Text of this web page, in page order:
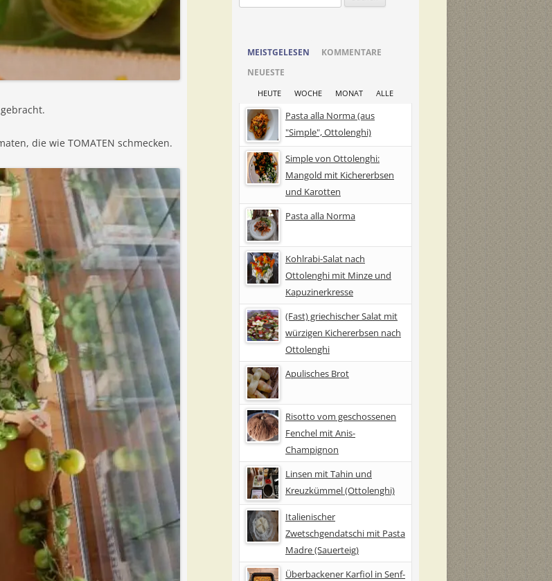
die wie TOMATEN schmecken.
nach:
MEISTGELESEN
KOMMENTARE
NEUESTE
HEUTE WOCHE MONAT ALLE
Pasta alla Norma (aus
"Simple", Ottolenghi)
Simple von Ottolenghi:
Mangold mit Kichererbsen
und Karotten
Pasta alla Norma
Kohlrabi-Salat nach
Ottolenghi mit Minze und
Kapuzinerkresse
(Fast) griechischer Salat mit
würzigen Kichererbsen nach
Ottolenghi
Apulisches Brot
Risotto vom geschossenen
Fenchel mit Anis-
Champignon
Linsen mit Tahin und
Kreuzkümmel (Ottolenghi)
Italienischer
Zwetschgendatschi mit Pasta
Madre (Sauerteig)
Überbackener Karfiol in Senf-